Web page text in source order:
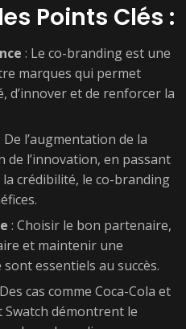
Points Clés :
: Le co-branding est une
marques qui permet
d’innover et de renforcer la
De l’augmentation de la
l’innovation, en passant
crédibilité, le co-branding
: Choisir le bon partenaire,
et maintenir une
essentiels au succès.
cas comme Coca-Cola et
Swatch démontrent le